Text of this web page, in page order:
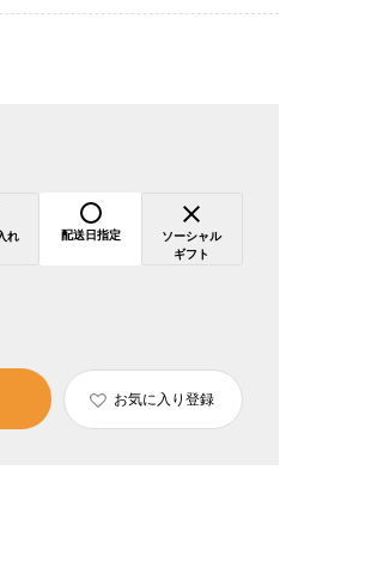
れ 配送日指定
ソーシャル
ギフト
お気に入り登録